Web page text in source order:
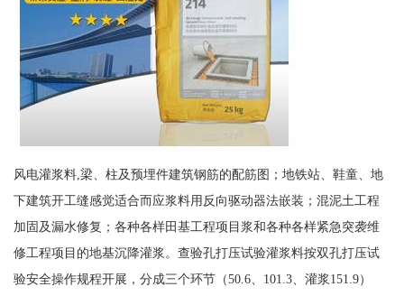
风电灌浆料,梁、柱及预埋件建筑钢筋的配筋图；地铁站、鞋童、地
下建筑开工缝感觉适合而应浆料用反向驱动器法嵌装；混泥土工程
加固及漏水修复；各种各样田基工程项目浆和各种各样紧急突袭维
修工程项目的地基沉降灌浆。查验孔打压试验灌浆料按双孔打压试
验安全操作规程开展，分成三个环节（50.6、101.3、灌浆151.9）